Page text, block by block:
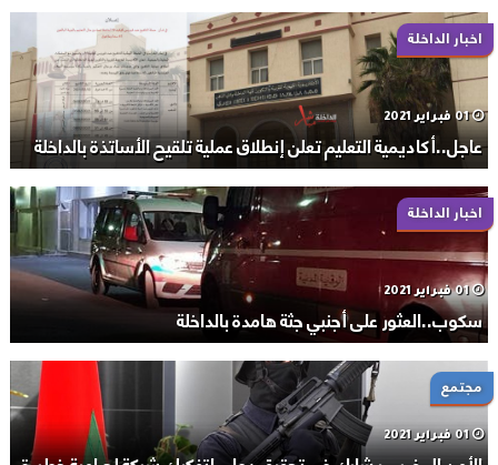
اخبار الداخلة
01 فبراير 2021
عاجل..أكاديمية التعليم تعلن إنطلاق عملية تلقيح الأساتذة بالداخلة
اخبار الداخلة
01 فبراير 2021
سكوب..العثور على أجنبي جثة هامدة بالداخلة
مجتمع
01 فبراير 2021